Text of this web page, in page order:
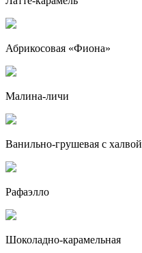
Абрикосовая «Фиона»
Малина-личи
Ванильно-грушевая с халвой
Рафаэлло
Шоколадно-карамельная